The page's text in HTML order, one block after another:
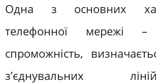
Одна з основних
телефонної мережі –
спроможність,
з’єднувальних